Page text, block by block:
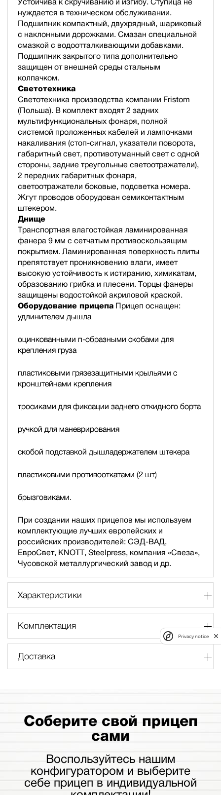
Устойчива к скручиванию и изгибу. Ступица не
нуждается в техническом обслуживании.
Подшипник компактный, двухрядный, шариковый
с наклонными дорожками. Смазан специальной
смазкой с водоотталкивающими добавками.
Подшипник закрытого типа дополнительно
защищен от внешней среды стальным
колпачком.
Светотехника
Светотехника производства компании Fristom
(Польша). В комплект входят 2 задних
мультифункциональных фонаря, полной
cистемой проложенных кабелей и лампочками
накаливания (стоп-сигнал, указатели поворота,
габаритный свет, противотуманный свет с одной
стороны, задние треугольные светоотражатели),
2 передних габаритных фонаря,
светоотражатели боковые, подсветка номера.
Жгут проводов оборудован семиконтактным
штекером.
Днище
Транспортная влагостойкая ламинированная
фанера 9 мм с сетчатым противоскользящим
покрытием. Ламинированная поверхность плиты
препятствует проникновению влаги, имеет
высокую устойчивость к истиранию, химикатам,
образованию грибка и плесени. Торцы фанеры
защищены водостойкой акриловой краской.
Оборудование прицепа Прицеп оснащен:
удлинителем дышла
оцинкованными п-образными скобами для
крепления груза
пластиковыми грязезащитными крыльями с
кронштейнами крепления
тросиками для фиксации заднего откидного борта
ручкой для маневрирования
скобой подставкой дышладержателем штекера
пластиковыми противооткатами (2 шт)
брызговиками.
При создании наших прицепов мы используем
комплектующие лучших европейских и
российских производителей: СЭД-ВАД,
ЕвроСвет, KNOTT, Steelpress, компания «Свеза»,
Чусовской металлургический завод и др.
Характеристики
Комплектация
Доставка
Соберите свой прицеп
сами
Воспользуйтесь нашим
конфигуратором и выберите
себе прицеп в индивидуальной
Privacy notice